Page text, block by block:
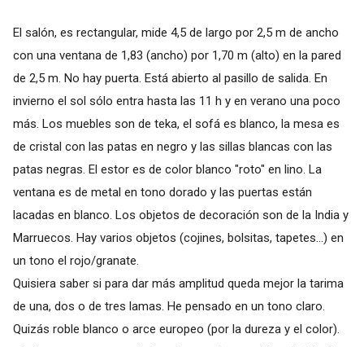
El salón, es rectangular, mide 4,5 de largo por 2,5 m de ancho
con una ventana de 1,83 (ancho) por 1,70 m (alto) en la pared
de 2,5 m. No hay puerta. Está abierto al pasillo de salida. En
invierno el sol sólo entra hasta las 11 h y en verano una poco
más. Los muebles son de teka, el sofá es blanco, la mesa es
de cristal con las patas en negro y las sillas blancas con las
patas negras. El estor es de color blanco "roto" en lino. La
ventana es de metal en tono dorado y las puertas están
lacadas en blanco. Los objetos de decoración son de la India y
Marruecos. Hay varios objetos (cojines, bolsitas, tapetes...) en
un tono el rojo/granate.
Quisiera saber si para dar más amplitud queda mejor la tarima
de una, dos o de tres lamas. He pensado en un tono claro.
Quizás roble blanco o arce europeo (por la dureza y el color).